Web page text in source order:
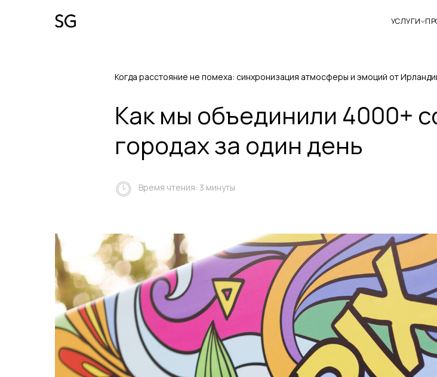
УСЛУГИ
Когда расстояние не помеха: синхронизация атмосферы и эмоций от
Как мы объединили 4000+
городах за один день
Время чтения: 3 минуты